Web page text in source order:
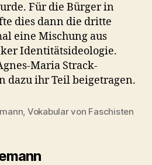
Für die Bürger in
dies dann die dritte
eine Mischung aus
Identitätsideologie.
Maria Strack-
dazu ihr Teil beigetragen.
, Vokabular von Faschisten